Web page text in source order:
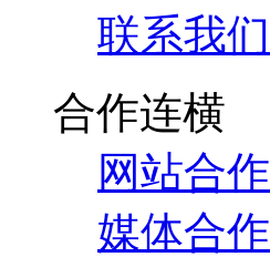
联系我们
合作连横
网站合作
媒体合作